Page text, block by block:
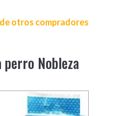
otros compradores
perro Nobleza